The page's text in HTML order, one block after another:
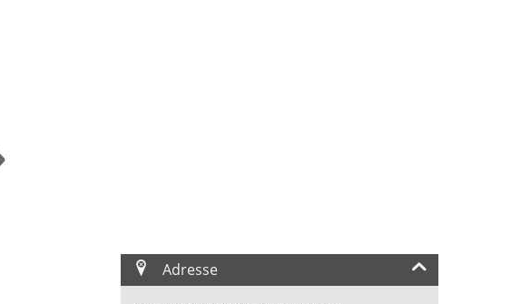
Stadtchronik im Lesesaal. Foto: Institut für Stadtgeschichte
Adresse